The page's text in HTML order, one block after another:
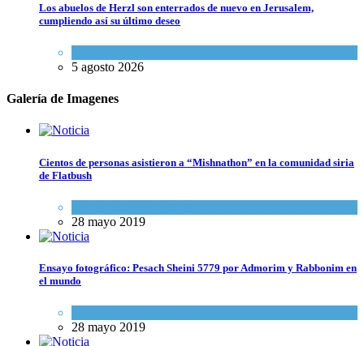
Los abuelos de Herzl son enterrados de nuevo en Jerusalem,
cumpliendo así su último deseo
5 agosto 2026
Galería de Imagenes
Cientos de personas asistieron a “Mishnathon” en la comunidad siria
de Flatbush
28 mayo 2019
Ensayo fotográfico: Pesach Sheini 5779 por Admorim y Rabbonim en
el mundo
28 mayo 2019